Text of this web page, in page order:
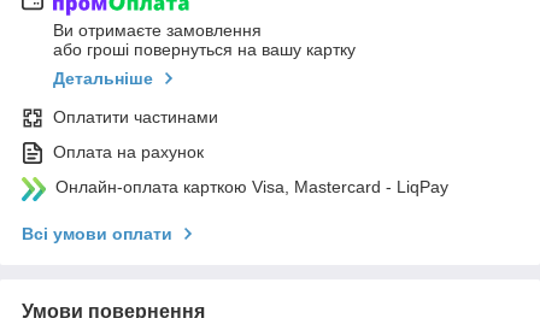
Ви отримаєте замовлення
або гроші повернуться на вашу картку
Детальніше
Оплатити частинами
Оплата на рахунок
Онлайн-оплата карткою Visa, Mastercard - LiqPay
Всі умови оплати
Умови повернення